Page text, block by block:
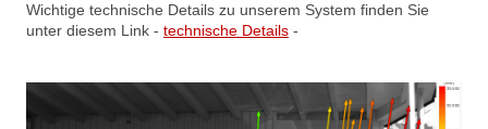
Wichtige technische Details zu unserem System finden Sie
unter diesem Link - technische Details -